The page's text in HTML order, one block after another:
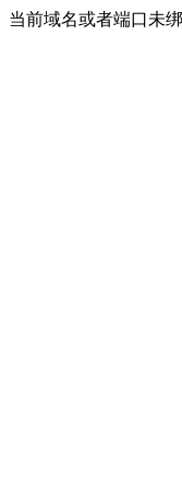
当前域名或者端口未